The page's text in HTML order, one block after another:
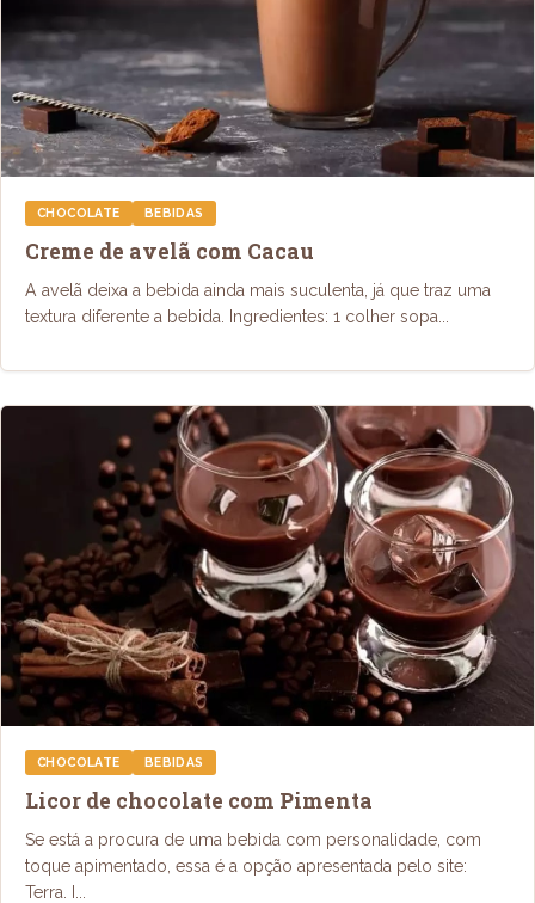
CHOCOLATE BEBIDAS
Creme de avelã com Cacau
A avelã deixa a bebida ainda mais suculenta, já que traz uma
textura diferente a bebida. Ingredientes: 1 colher sopa...
CHOCOLATE BEBIDAS
Licor de chocolate com Pimenta
Se está a procura de uma bebida com personalidade, com
toque apimentado, essa é a opção apresentada pelo site:
Terra. I...